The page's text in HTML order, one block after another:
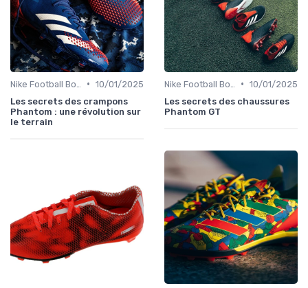
• 10/01/2025
Les secrets des crampons
Phantom : une révolution sur
le terrain
• 10/01/2025
Les secrets des chaussures
Phantom GT